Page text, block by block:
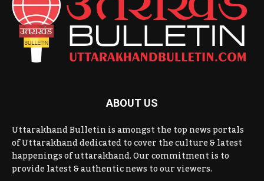
ABOUT US
Uttarakhand Bulletin is amongst the top news portals
of Uttarakhand dedicated to cover the culture & latest
happenings of uttarakhand. Our commitment is to
provide latest & authentic news to our viewers.